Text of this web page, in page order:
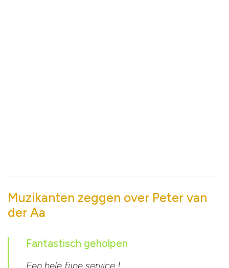
Muzikanten zeggen over Peter van
der Aa
Fantastisch geholpen
Een hele fijne service !